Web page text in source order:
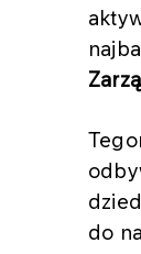
do